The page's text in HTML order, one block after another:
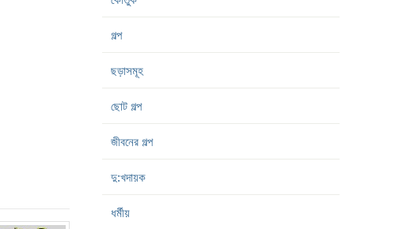
গল্প
ছড়াসমূহ
ছোট গল্প
জীবনের গল্প
দু:খদায়ক
ধর্মীয়